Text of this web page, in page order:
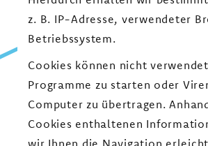
z. B. IP-Adresse, verwendeter
Betriebssystem.
Cookies können nicht
Programme zu starten oder
Computer zu übertragen.
Cookies enthaltenen
wir Ihnen die Navigation